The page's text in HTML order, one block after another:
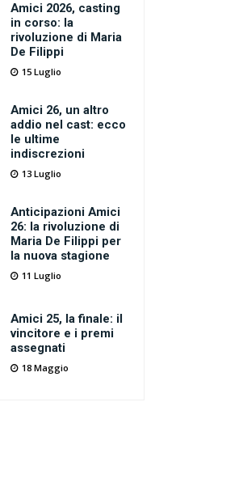
Amici 2026, casting
in corso: la
rivoluzione di Maria
De Filippi
15 Luglio
Amici 26, un altro
addio nel cast: ecco
le ultime
indiscrezioni
13 Luglio
Anticipazioni Amici
26: la rivoluzione di
Maria De Filippi per
la nuova stagione
11 Luglio
Amici 25, la finale: il
vincitore e i premi
assegnati
18 Maggio